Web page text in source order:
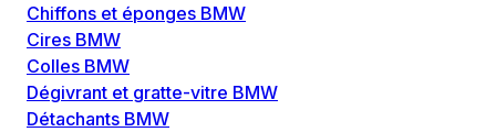
Chiffons et éponges BMW
Cires BMW
Colles BMW
Dégivrant et gratte-vitre BMW
Détachants BMW